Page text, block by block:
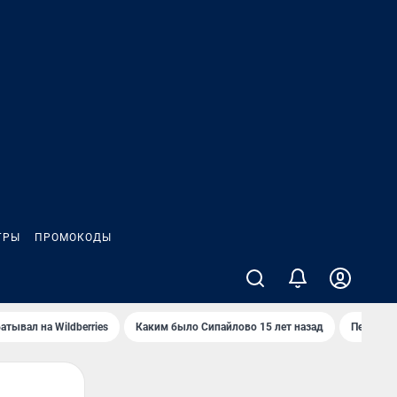
ПРОМОКОДЫ
на Wildberries Каким было Сипайлово 15 лет назад